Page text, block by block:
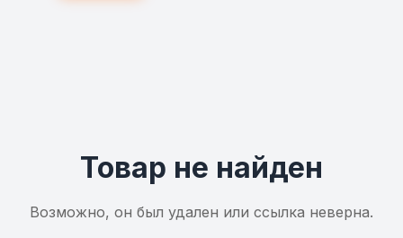
Товар не найден
Возможно, он был удален или ссылка неверна.